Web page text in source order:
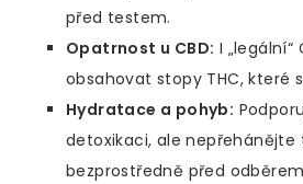
před testem.
Opatrnost u CBD: I
obsahovat stopy THC, které
Hydratace a pohyb:
detoxikaci, ale
bezprostředně před